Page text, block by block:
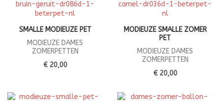
SMALLE MODIEUZE PET
MODIEUZE DAMES
ZOMERPETTEN
€ 20,00
MODIEUZE SMALLE ZOMER
PET
MODIEUZE DAMES
ZOMERPETTEN
€ 20,00